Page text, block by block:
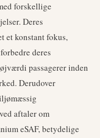
forskellige
Deres
et konstant fokus,
deres
passagerer inden
Derudover
aftaler om
eSAF, betydelige